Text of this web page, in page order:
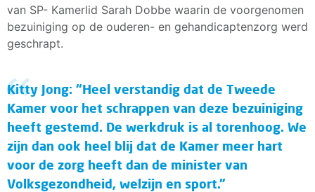
van SP- Kamerlid Sarah Dobbe waarin de voorgenomen
bezuiniging op de ouderen- en gehandicaptenzorg werd
geschrapt.
Kitty Jong: “Heel verstandig dat de Tweede
Kamer voor het schrappen van deze bezuiniging
heeft gestemd. De werkdruk is al torenhoog. We
zijn dan ook heel blij dat de Kamer meer hart
voor de zorg heeft dan de minister van
Volksgezondheid, welzijn en sport.”